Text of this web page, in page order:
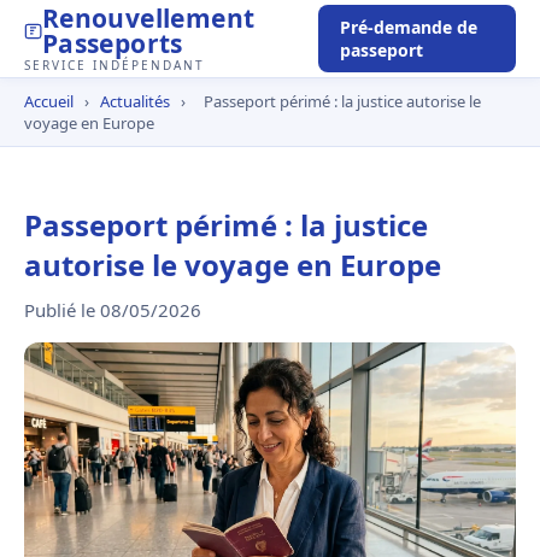
Renouvellement
Passeports
SERVICE INDÉPENDANT
Pré-demande de
passeport
Accueil › Actualités ›
Passeport périmé : la justice autorise le
voyage en Europe
Passeport périmé : la justice
autorise le voyage en Europe
Publié le 08/05/2026